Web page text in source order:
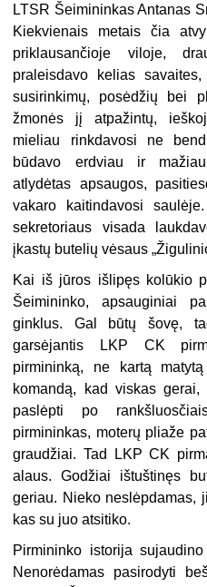
LTSR Šeimininkas Antanas
Kiekvienais metais čia
priklausančioje viloje,
praleisdavo kelias
susirinkimų, posėdžių bei
žmonės jį atpažintų,
mieliau rinkdavosi ne
būdavo erdviau ir
atlydėtas apsaugos,
vakaro kaitindavosi
sekretoriaus visada
įkastų butelių vėsaus
Kai iš jūros išlipęs kolūkio
Šeimininko, apsauginiai
ginklus. Gal būtų šovę,
garsėjantis LKP CK
pirmininką, ne kartą
komandą, kad viskas
paslėpti po
pirmininkas, moterų pliaže
graudžiai. Tad LKP CK
alaus. Godžiai ištuštinęs
geriau. Nieko neslėpdamas,
kas su juo atsitiko.
Pirmininko istorija
Nenorėdamas pasirodyti